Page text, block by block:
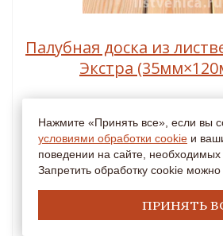
Палубная доска из
Экстра
Древесина
Толщина
Ширина
Длина
4900 руб/м2
Нажмите «Принять все», если вы
условиями обработки cookie и
поведении на сайте, необходимых
Запретить обработку cookie можно
ПРИНЯТЬ